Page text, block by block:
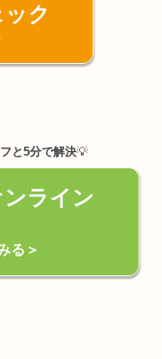
ク
と5分で解決💡
ライン
る＞